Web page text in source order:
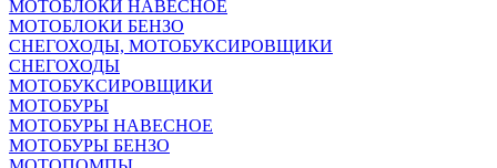
МОТОБЛОКИ НАВЕСНОЕ
МОТОБЛОКИ БЕНЗО
СНЕГОХОДЫ, МОТОБУКСИРОВЩИКИ
СНЕГОХОДЫ
МОТОБУКСИРОВЩИКИ
МОТОБУРЫ
МОТОБУРЫ НАВЕСНОЕ
МОТОБУРЫ БЕНЗО